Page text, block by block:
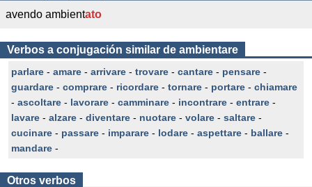
avendo ambientato
Verbos a conjugación similar de ambientare
parlare - amare - arrivare - trovare - cantare - pensare -
guardare - comprare - ricordare - tornare - portare - chiamare
- ascoltare - lavorare - camminare - incontrare - entrare -
lavare - alzare - diventare - nuotare - volare - saltare -
cucinare - passare - imparare - lodare - aspettare - ballare -
mandare -
Otros verbos